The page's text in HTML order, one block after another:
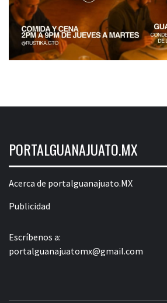
PORTALGUANAJUATO.MX
Acerca de portalguanajuato.MX
Publicidad
Escríbenos a:
portalguanajuatomx@gmail.com